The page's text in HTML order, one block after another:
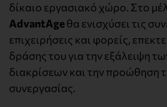
δίκαιο εργασιακό χώρο. Στο
AdvantAgeθα ενισχύσει τις
επιχειρήσεις και φορείς,
δράσης του για την εξάλειψη
διακρίσεων και την προώθηση
συνεργασίας.